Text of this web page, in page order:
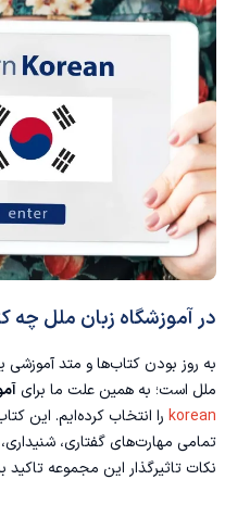
در آموزشگاه زبان ملل
به روز بودن کتاب‌ها و متد
ملل است؛ به همین علت ما برای
korean
تمامی مهارت‌های گفتاری،
نکات تاثیرگذار این مجموعه تاکید